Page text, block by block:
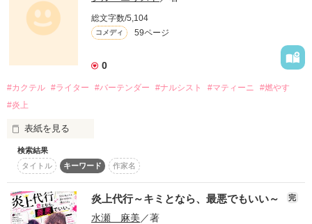
ジャンル
感想
総文字数/5,104
コメディ 59ページ
0
#カクテル #ライター #バーテンダー #ナルシスト #マティーニ
#燃やす
#炎上
表紙を見る
ナルシスト男のご来店。
検索結果
タイトル
キーワード 作家名
炎上代行～キミとなら、最悪でもいい～ 完
水瀬 麻美 ／著